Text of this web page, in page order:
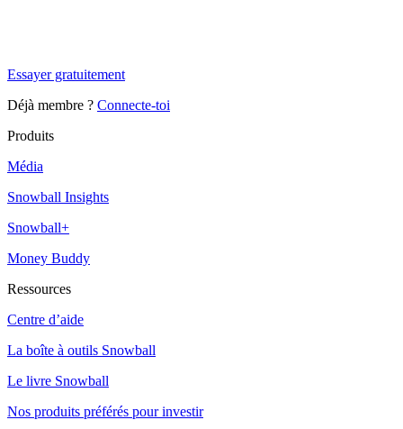
Essayer gratuitement
Déjà membre ? Connecte-toi
Produits
Média
Snowball Insights
Snowball+
Money Buddy
Ressources
Centre d’aide
La boîte à outils Snowball
Le livre Snowball
Nos produits préférés pour investir